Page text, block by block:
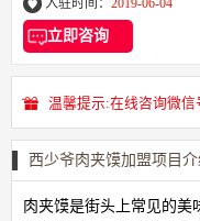
入驻时间： 2019-06-04
立即咨询
温馨提示:在线咨询微信
西少爷肉夹馍加盟项目介
肉夹馍是街头上常见的美